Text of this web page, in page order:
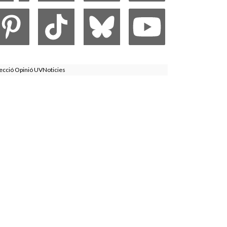
Opinió UVNoticies